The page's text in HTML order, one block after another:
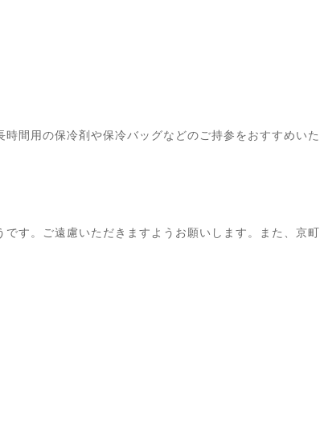
間用の保冷剤や保冷バッグなどのご持参をおすすめいた
す。ご遠慮いただきますようお願いします。また、京町